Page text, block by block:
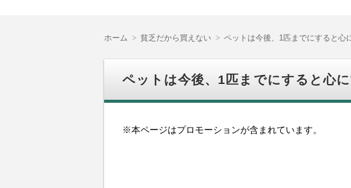
ホーム 貧乏だから買えない ペットは今後、1匹までにすると心
ペットは今後、1匹までにすると心に
※本ページはプロモーションが含まれています。